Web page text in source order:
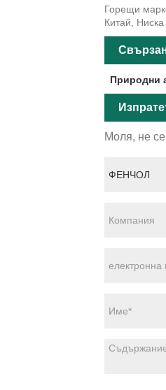
Горещи
Китай,
Природни
Моля, не